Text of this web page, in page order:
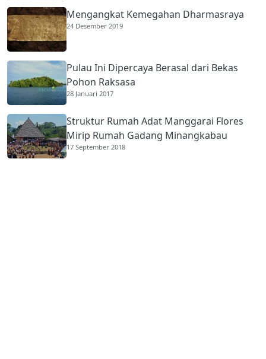
Mengangkat Kemegahan Dharmasraya
24 Desember 2019
Pulau Ini Dipercaya Berasal dari Bekas
Pohon Raksasa
28 Januari 2017
Struktur Rumah Adat Manggarai Flores
Mirip Rumah Gadang Minangkabau
17 September 2018